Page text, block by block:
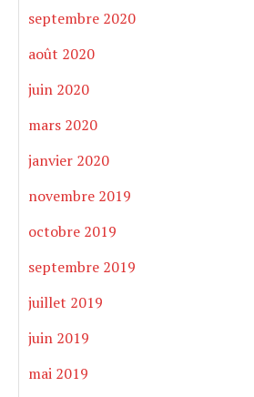
septembre 2020
août 2020
juin 2020
mars 2020
janvier 2020
novembre 2019
octobre 2019
septembre 2019
juillet 2019
juin 2019
mai 2019